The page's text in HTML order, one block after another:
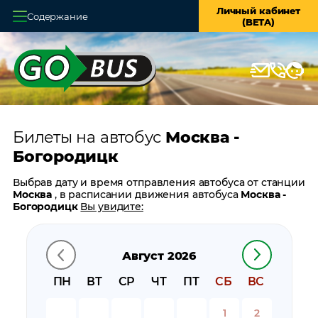
Содержание
Личный кабинет
(BETA)
Главная
О системе
Оплата и доставка
Возврат билетов
Заказ автобуса
Контакты
Билеты на автобус Москва -
Богородицк
Август 2026
ПН
ВТ СР ЧТ ПТ СБ ВС
1 2
Выбрав дату и время отправления автобуса от станции
Москва, в расписании движения автобусаМосква -
Богородицк Вы увидите:
время прибытия
время в пути
цену билета